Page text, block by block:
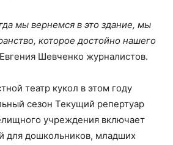
мы вернемся в это здание, мы
которое достойно нашего
Шевченко журналистов.
театр кукол в этом году
сезон Текущий репертуар
учреждения включает
для дошкольников, младших